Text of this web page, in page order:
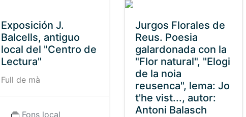
Exposición J.
Balcells, antiguo
local del "Centro de
Lectura"
Full de mà
Fons local
Jurgos Florales de
Reus. Poesia
galardonada con la
"Flor natural", "Elogi
de la noia
reusenca", lema: Jo
t'he vist..., autor:
Antoni Balasch